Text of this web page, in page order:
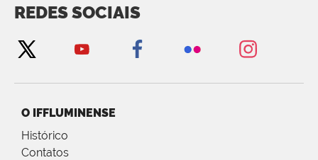
REDES SOCIAIS
O IFFLUMINENSE
Histórico
Contatos